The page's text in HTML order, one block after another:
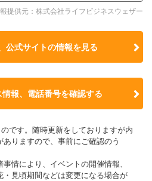
提供元：株式会社ライフビジネスウェザー
公式サイトの情報を見る
報、電話番号を確認する
です。随時更新をしておりますが内
りますので、事前にご確認のう
情により、イベントの開催情報、
見頃期間などは変更になる場合が